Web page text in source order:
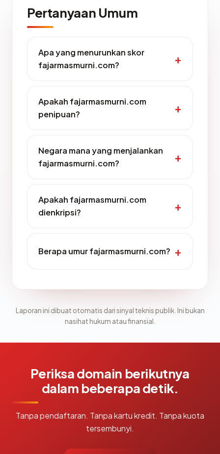
Pertanyaan Umum
Apa yang menurunkan skor
fajarmasmurni.com?
Apakah fajarmasmurni.com
penipuan?
Negara mana yang menjalankan
fajarmasmurni.com?
Apakah fajarmasmurni.com
dienkripsi?
Berapa umur fajarmasmurni.com?
Laporan ini dibuat otomatis dari sinyal teknis publik. Ini bukan
nasihat hukum atau finansial.
Periksa domain berikutnya
dalam beberapa detik.
Tanpa pendaftaran. Tanpa kartu kredit. Tanpa kuota
tersembunyi.